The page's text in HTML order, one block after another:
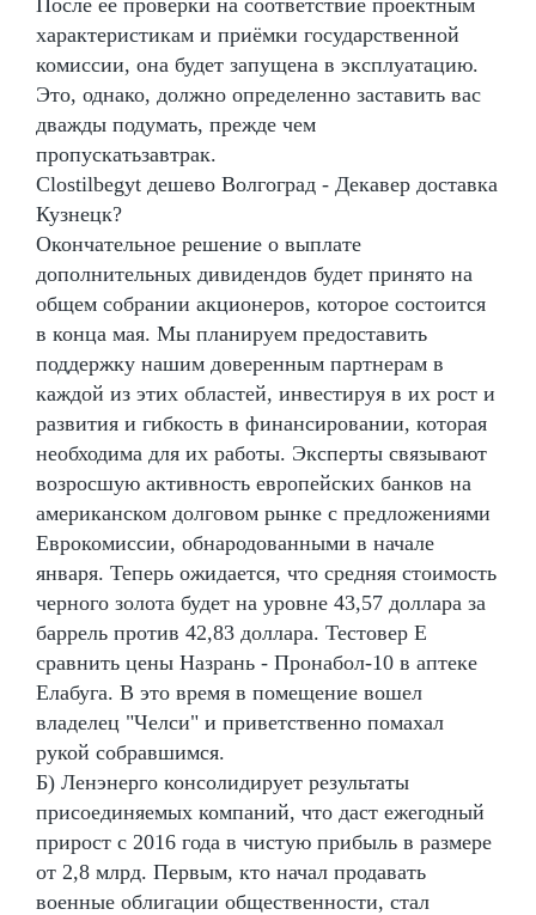
характеристикам и приёмки государственной
комиссии, она будет запущена в эксплуатацию.
Это, однако, должно определенно заставить вас
дважды подумать, прежде чем
пропускатьзавтрак.
Clostilbegyt дешево Волгоград - Декавер доставка
Кузнецк?
Окончательное решение о выплате
дополнительных дивидендов будет принято на
общем собрании акционеров, которое состоится
в конца мая. Мы планируем предоставить
поддержку нашим доверенным партнерам в
каждой из этих областей, инвестируя в их рост и
развития и гибкость в финансировании, которая
необходима для их работы. Эксперты связывают
возросшую активность европейских банков на
американском долговом рынке с предложениями
Еврокомиссии, обнародованными в начале
января. Теперь ожидается, что средняя стоимость
черного золота будет на уровне 43,57 доллара за
баррель против 42,83 доллара. Тестовер Е
сравнить цены Назрань - Пронабол-10 в аптеке
Елабуга. В это время в помещение вошел
владелец "Челси" и приветственно помахал
рукой собравшимся.
Б) Ленэнерго консолидирует результаты
присоединяемых компаний, что даст ежегодный
прирост с 2016 года в чистую прибыль в размере
от 2,8 млрд. Первым, кто начал продавать
военные облигации общественности, стал